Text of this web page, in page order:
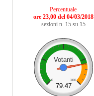
Percentuale
ore 23,00 del 04/03/2018
sezioni n. 15 su 15
Votanti
0 100
79.47